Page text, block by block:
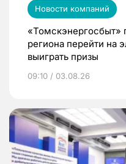
Новости компаний
«Томскэнергосбыт»
региона перейти на
выиграть призы
09:10 / 03.08.26